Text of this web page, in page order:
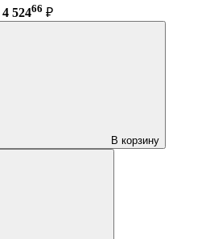
4 52466 ₽
В корзину